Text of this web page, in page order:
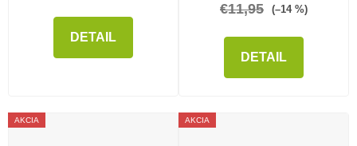
DETAIL
€11,95 (–14 %)
DETAIL
AKCIA AKCIA